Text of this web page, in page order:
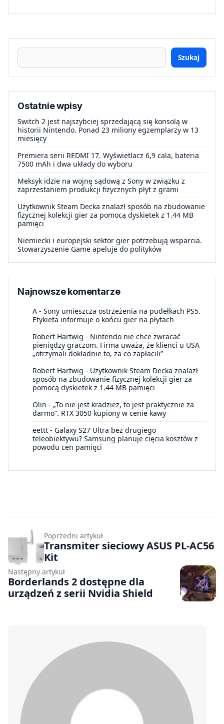
Szukaj
Ostatnie wpisy
Switch 2 jest najszybciej sprzedającą się konsolą w
historii Nintendo. Ponad 23 miliony egzemplarzy w 13
miesięcy
Premiera serii REDMI 17. Wyświetlacz 6,9 cala, bateria
7500 mAh i dwa układy do wyboru
Meksyk idzie na wojnę sądową z Sony w związku z
zaprzestaniem produkcji fizycznych płyt z grami
Użytkownik Steam Decka znalazł sposób na zbudowanie
fizycznej kolekcji gier za pomocą dyskietek z 1.44 MB
pamięci
Niemiecki i europejski sektor gier potrzebują wsparcia.
Stowarzyszenie Game apeluje do polityków
Najnowsze komentarze
A - Sony umieszcza ostrzeżenia na pudełkach PS5.
Etykieta informuje o końcu gier na płytach
Robert Hartwig - Nintendo nie chce zwracać
pieniędzy graczom. Firma uważa, że klienci u USA
„otrzymali dokładnie to, za co zapłacili”
Robert Hartwig - Użytkownik Steam Decka znalazł
sposób na zbudowanie fizycznej kolekcji gier za
pomocą dyskietek z 1.44 MB pamięci
Olin - „To nie jest kradzież, to jest praktycznie za
darmo”. RTX 3050 kupiony w cenie kawy
eettt - Galaxy S27 Ultra bez drugiego
teleobiektywu? Samsung planuje cięcia kosztów z
powodu cen pamięci
Poprzedni artykuł
Transmiter sieciowy ASUS PL-AC56
Kit
Następny artykuł
Borderlands 2 dostępne dla
urządzeń z serii Nvidia Shield